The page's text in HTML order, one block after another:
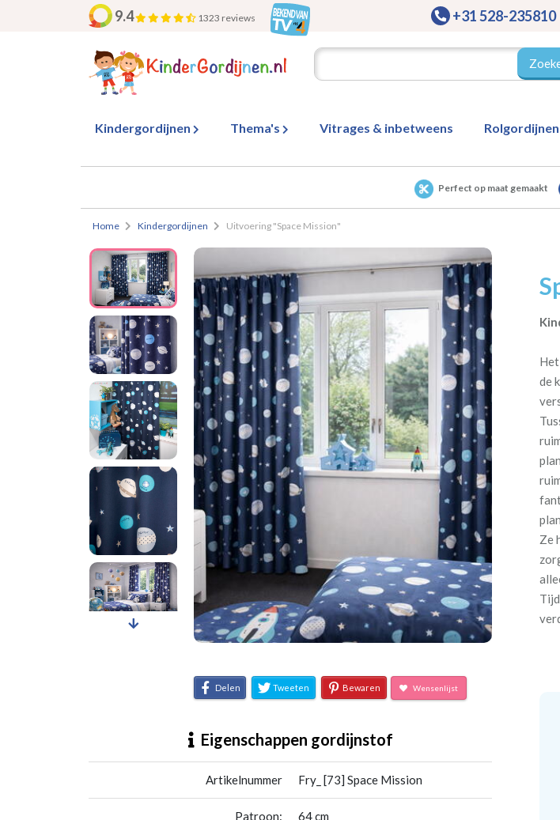
9.4 1323 reviews +31 528-235810
Kindergordijnen Thema's Vitrages & inbetweens Rolgordijnen
Perfect op maat gemaakt
Home Kindergordijnen Uitvoering "Space Mission"
Delen Tweeten Bewaren Wensenlijst
Eigenschappen gordijnstof
Artikelnummer Fry_ [73] Space Mission
Patroon: 64 cm
de
Ze